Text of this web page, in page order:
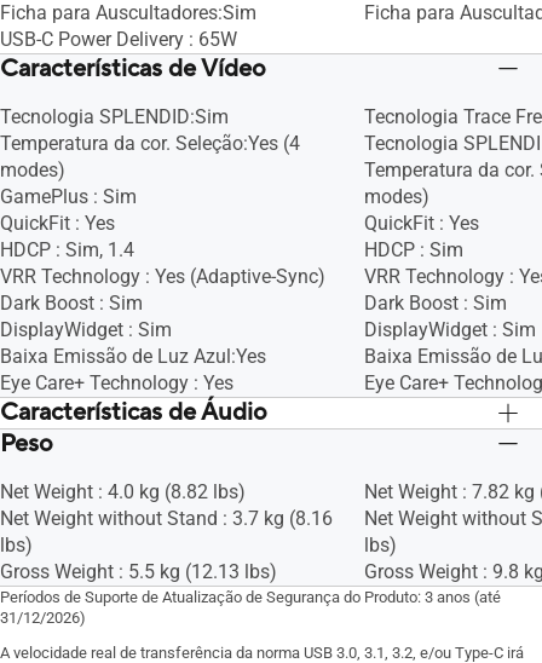
Ficha para Auscultadores:Sim
USB-C Power Delivery : 65W
Ficha para
Características de Vídeo
Tecnologia SPLENDID:Sim
Temperatura da cor. Seleção:Yes (4
modes)
GamePlus : Sim
QuickFit : Yes
HDCP : Sim, 1.4
VRR Technology : Yes (Adaptive-Sync)
Dark Boost : Sim
DisplayWidget : Sim
Baixa Emissão de Luz Azul:Yes
Eye Care+ Technology : Yes
Tecnologia Trace
Tecnologia
Temperatura da cor.
modes)
QuickFit : Yes
HDCP : Sim
VRR Technology :
Dark Boost : Sim
DisplayWidget : Sim
Baixa Emissão de
Eye Care+
Características de Áudio
Altifalantes:Sim(1.2Wx2)
Peso
Net Weight : 4.0 kg (8.82 lbs)
Net Weight without Stand : 3.7 kg (8.16
lbs)
Gross Weight : 5.5 kg (12.13 lbs)
Net Weight : 7.82
Net Weight without
lbs)
Gross Weight : 9.8
Períodos de Suporte de Atualização de Segurança do Produto: 3 anos (até
31/12/2026)
A velocidade real de transferência da norma USB 3.0, 3.1, 3.2, e/ou Type-C irá